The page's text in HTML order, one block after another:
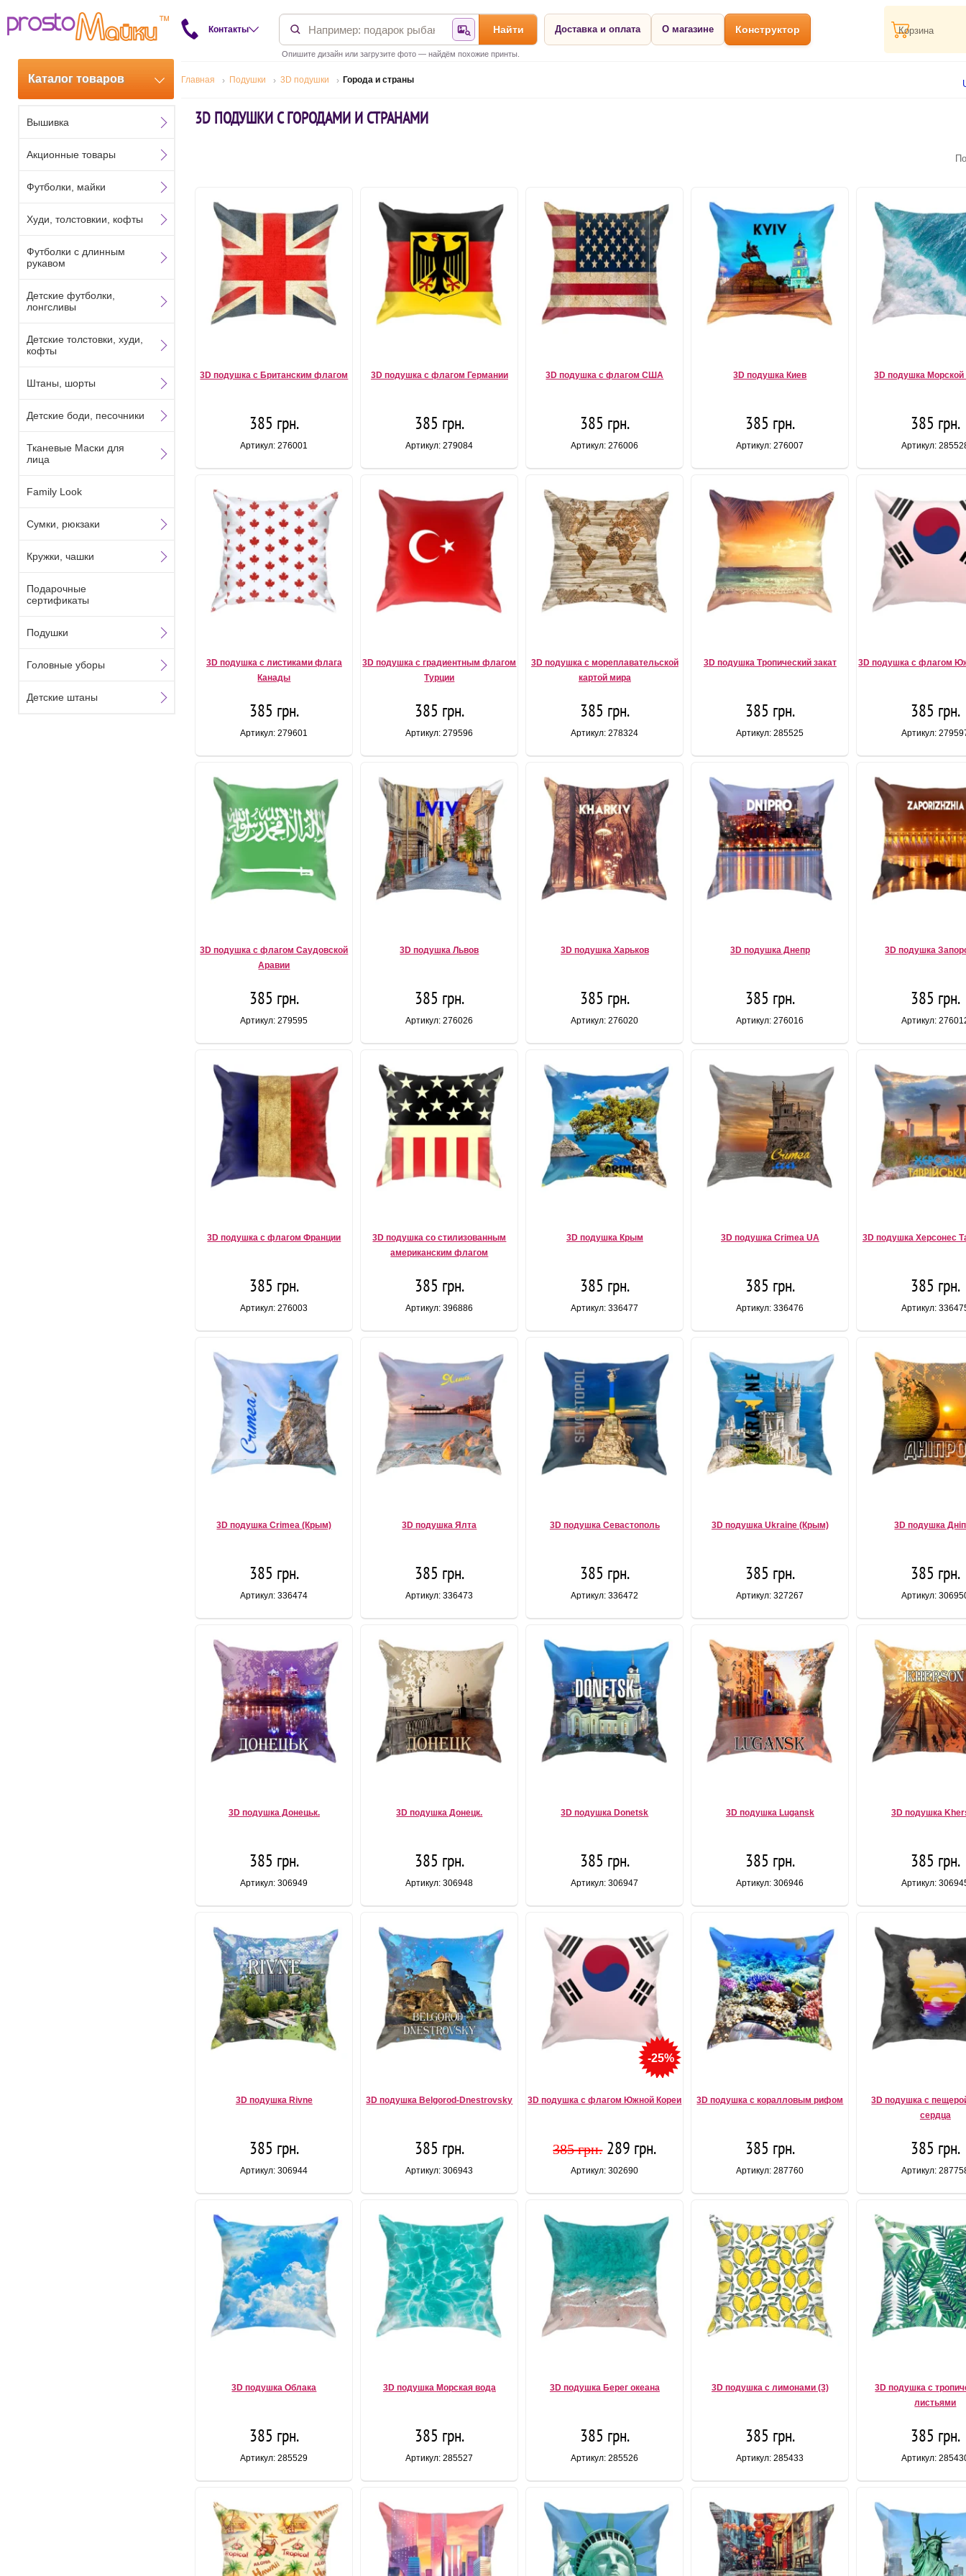
Контакты Найти по фотографии
Найти
Опишите дизайн или загрузите фото — найдём похожие принты.
Доставка и оплата О магазине Конструктор Корзина
Каталог товаров Главная Подушки 3D подушки Города и страны
3D ПОДУШКИ С ГОРОДАМИ И СТРАНАМИ
3D подушка с Британским флагом
385 грн.
Артикул: 276001
3D подушка с флагом Германии
385 грн.
Артикул: 279084
3D подушка с флагом США
385 грн.
Артикул: 276006
3D подушка Киев
385 грн.
Артикул: 276007
3D подушка Морской
385 грн.
Артикул:
3D подушка с листиками флага
Канады
385 грн.
Артикул: 279601
3D подушка с градиентным флагом
Турции
385 грн.
Артикул: 279596
3D подушка с мореплавательской
картой мира
385 грн.
Артикул: 278324
3D подушка Тропический закат
385 грн.
Артикул: 285525
3D подушка с флагом
385 грн.
Артикул:
3D подушка с флагом Саудовской
Аравии
385 грн.
Артикул: 279595
3D подушка Львов
385 грн.
Артикул: 276026
3D подушка Харьков
385 грн.
Артикул: 276020
3D подушка Днепр
385 грн.
Артикул: 276016
3D подушка
385 грн.
Артикул:
3D подушка с флагом Франции
385 грн.
Артикул: 276003
3D подушка со стилизованным
американским флагом
385 грн.
Артикул: 396886
3D подушка Крым
385 грн.
Артикул: 336477
3D подушка Crimea UA
385 грн.
Артикул: 336476
3D подушка Херсонес
385 грн.
Артикул:
3D подушка Crimea (Крым)
385 грн.
Артикул: 336474
3D подушка Ялта
385 грн.
Артикул: 336473
3D подушка Севастополь
385 грн.
Артикул: 336472
3D подушка Ukraine (Крым)
385 грн.
Артикул: 327267
3D подушка
385 грн.
Артикул:
3D подушка Донецьк.
385 грн.
Артикул: 306949
3D подушка Донецк.
385 грн.
Артикул: 306948
3D подушка Donetsk
385 грн.
Артикул: 306947
3D подушка Lugansk
385 грн.
Артикул: 306946
3D подушка
385 грн.
Артикул:
3D подушка Rivne
385 грн.
Артикул: 306944
3D подушка Belgorod-Dnestrovsky
385 грн.
Артикул: 306943
-25%
3D подушка с флагом Южной Кореи
385 грн. 289 грн.
Артикул: 302690
3D подушка с коралловым рифом
385 грн.
Артикул: 287760
3D подушка с
сердца
385 грн.
Артикул:
3D подушка Облака
385 грн.
Артикул: 285529
3D подушка Морская вода
385 грн.
Артикул: 285527
3D подушка Берег океана
385 грн.
Артикул: 285526
3D подушка с лимонами (3)
385 грн.
Артикул: 285433
3D подушка с
листьями
385 грн.
Артикул:
Вышивка
Акционные товары
Футболки, майки
Худи, толстовкии, кофты
Футболки с длинным
рукавом
Детские футболки,
лонгсливы
Детские толстовки, худи,
кофты
Штаны, шорты
Детские боди, песочники
Тканевые Маски для
лица
Family Look
Сумки, рюкзаки
Кружки, чашки
Подарочные
сертификаты
Подушки
Головные уборы
Детские штаны